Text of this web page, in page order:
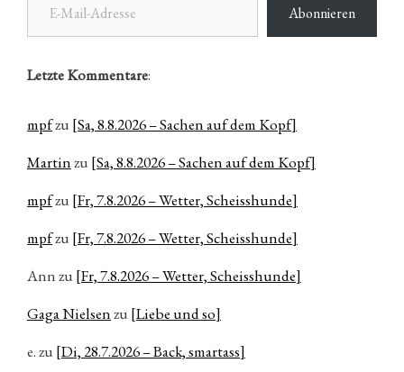
Abonnieren
Letzte Kommentare:
mpfzu [Sa, 8.8.2026 – Sachen auf dem Kopf]
Martinzu [Sa, 8.8.2026 – Sachen auf dem Kopf]
mpfzu [Fr, 7.8.2026 – Wetter, Scheisshunde]
mpfzu [Fr, 7.8.2026 – Wetter, Scheisshunde]
Annzu [Fr, 7.8.2026 – Wetter, Scheisshunde]
Gaga Nielsenzu [Liebe und so]
e.zu [Di, 28.7.2026 – Back, smartass]